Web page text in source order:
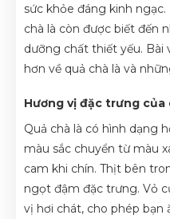
sức khỏe đáng kinh
chà là còn được biết đến
dưỡng chất thiết yếu. Bài
hơn về quả chà là và
Hương vị đặc trưng của
Quả chà là có hình dạng
màu sắc chuyển từ màu
cam khi chín. Thịt bên
ngọt đậm đặc trưng. Vỏ
vị hơi chát, cho phép bạn